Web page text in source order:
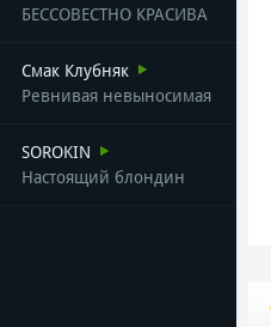
БЕССОВЕСТНО КРАСИВА
Смак Клубняк
Ревнивая невыносимая
SOROKIN
Настоящий блондин